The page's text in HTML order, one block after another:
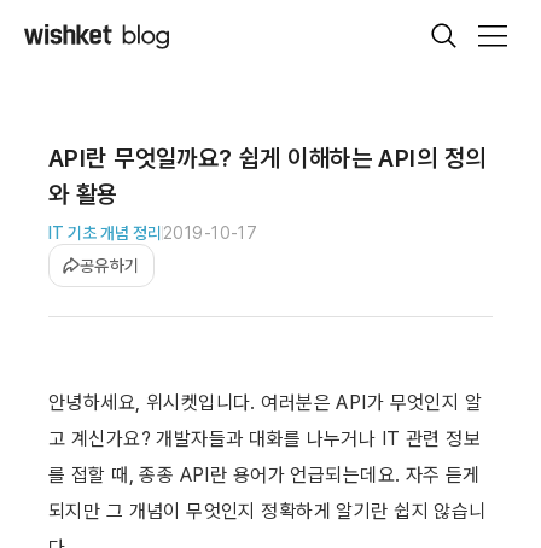
API란 무엇일까요? 쉽게 이해하는 API의 정의
와 활용
IT 기초 개념 정리 2019-10-17
공유하기
안녕하세요, 위시켓입니다. 여러분은 API가 무엇인지 알
고 계신가요? 개발자들과 대화를 나누거나 IT 관련 정보
를 접할 때, 종종 API란 용어가 언급되는데요. 자주 듣게
되지만 그 개념이 무엇인지 정확하게 알기란 쉽지 않습니